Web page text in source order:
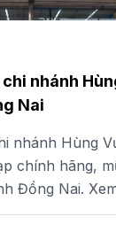
nhánh
Nai
nhánh Hùng
chính hãng,
Đồng Nai.